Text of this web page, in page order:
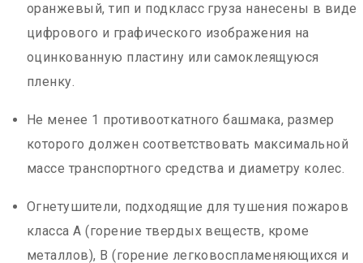
оранжевый, тип и подкласс груза нанесены в виде
цифрового и графического изображения на
оцинкованную пластину или самоклеящуюся
пленку.
Не менее 1 противооткатного башмака, размер
которого должен соответствовать максимальной
массе транспортного средства и диаметру колес.
Огнетушители, подходящие для тушения пожаров
класса А (горение твердых веществ, кроме
металлов), В (горение легковоспламеняющихся и